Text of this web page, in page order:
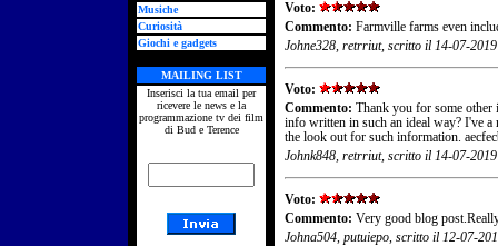
Musiche
Curiosità
Giochi e gadgets
MAILING LIST
Inserisci la tua email per
ricevere le news e la
programmazione tv dei film
di Bud e Terence
Voto:
Commento: Farmville farms even
Johne328, retrriut, scritto il 14-07-2019
Voto:
Commento: Thank you for some other
info written in such an ideal way? I've
the look out for such information.
Johnk848, retrriut, scritto il 14-07-2019
Voto:
Commento: Very good blog
Johna504, putuiepo, scritto il 12-07-